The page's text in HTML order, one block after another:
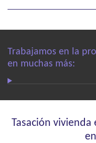
Trabajamos en la
en muchas más:
Tasación vivienda